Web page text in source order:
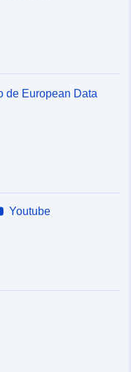
de European Data
Youtube